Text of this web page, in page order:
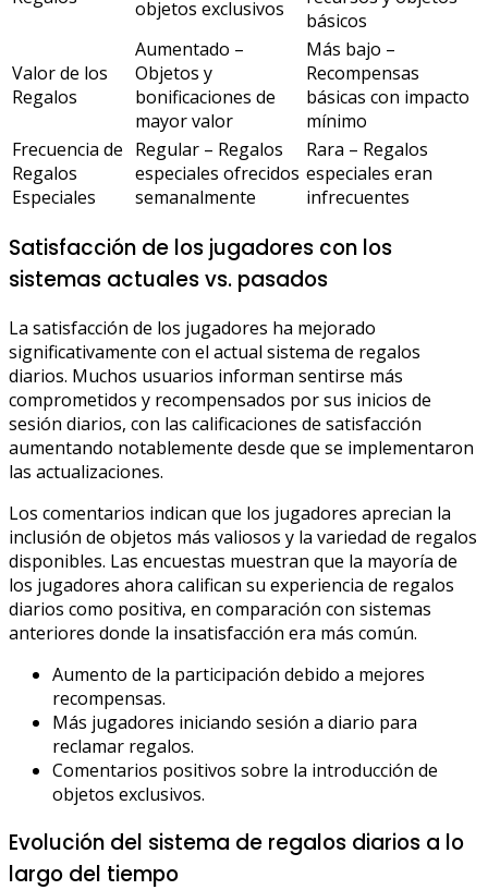
objetos exclusivos
básicos
Valor de los
Regalos
Aumentado –
Objetos y
bonificaciones de
mayor valor
Más bajo –
Recompensas
básicas con impacto
mínimo
Frecuencia de
Regalos
Especiales
Regular – Regalos
especiales ofrecidos
semanalmente
Rara – Regalos
especiales eran
infrecuentes
Satisfacción de los jugadores con los
sistemas actuales vs. pasados
La satisfacción de los jugadores ha mejorado
significativamente con el actual sistema de regalos
diarios. Muchos usuarios informan sentirse más
comprometidos y recompensados por sus inicios de
sesión diarios, con las calificaciones de satisfacción
aumentando notablemente desde que se implementaron
las actualizaciones.
Los comentarios indican que los jugadores aprecian la
inclusión de objetos más valiosos y la variedad de regalos
disponibles. Las encuestas muestran que la mayoría de
los jugadores ahora califican su experiencia de regalos
diarios como positiva, en comparación con sistemas
anteriores donde la insatisfacción era más común.
Aumento de la participación debido a mejores
recompensas.
Más jugadores iniciando sesión a diario para
reclamar regalos.
Comentarios positivos sobre la introducción de
objetos exclusivos.
Evolución del sistema de regalos diarios a lo
largo del tiempo